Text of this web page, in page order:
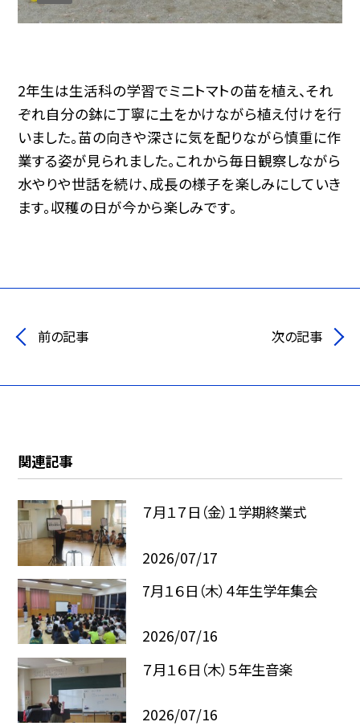
2年生は生活科の学習でミニトマトの苗を植え、それ
ぞれ自分の鉢に丁寧に土をかけながら植え付けを行
いました。苗の向きや深さに気を配りながら慎重に作
業する姿が見られました。これから毎日観察しながら
水やりや世話を続け、成長の様子を楽しみにしていき
ます。収穫の日が今から楽しみです。
前の記事 次の記事
関連記事
７月１７日（金）１学期終業式
2026/07/17
7月１６日（木）４年生学年集会
2026/07/16
７月１６日（木）５年生音楽
2026/07/16